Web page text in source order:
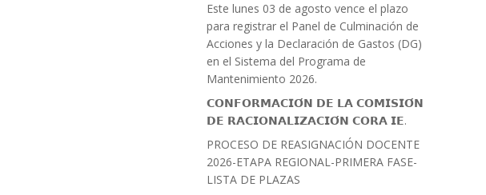
Este lunes 03 de agosto vence el plazo
para registrar el Panel de Culminación de
Acciones y la Declaración de Gastos (DG)
en el Sistema del Programa de
Mantenimiento 2026.
𝗖𝗢𝗡𝗙𝗢𝗥𝗠𝗔𝗖𝗜𝗢́𝗡 𝗗𝗘 𝗟𝗔 𝗖𝗢𝗠𝗜𝗦𝗜𝗢́𝗡
𝗗𝗘 𝗥𝗔𝗖𝗜𝗢𝗡𝗔𝗟𝗜𝗭𝗔𝗖𝗜𝗢́𝗡 𝗖𝗢𝗥𝗔 𝗜𝗘.
PROCESO DE REASIGNACIÓN DOCENTE
2026-ETAPA REGIONAL-PRIMERA FASE-
LISTA DE PLAZAS